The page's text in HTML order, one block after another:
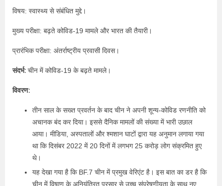
विषय: स्वास्थ्य से संबंधित मुद्दे।
मुख्य परीक्षा: बढ़ते कोविड-19 मामले और भारत की तैयारी।
प्रारंभिक परीक्षा: अंतर्राष्ट्रीय प्रवासी दिवस।
संदर्भ: चीन में कोविड-19 के बढ़ते मामले।
विवरण:
तीन साल के सख्त प्रवर्तन के बाद चीन ने अपनी शून्य-कोविड रणनीति को
अचानक बंद कर दिया। इससे दैनिक मामलों की संख्या में भारी उछाल
आया। मीडिया, अस्पतालों और श्मशान घाटों द्वारा यह अनुमान लगाया गया
था कि दिसंबर 2022 में 20 दिनों में लगभग 25 करोड़ लोग संक्रमित हुए
थे।
यह देखा गया है कि BF.7 चीन में प्रमुख वेरिएंट है। इस बात का डर है कि
चीन में विषाणु के अनियंत्रित प्रसार से उच्च संप्रेषणीयता के साथ नए